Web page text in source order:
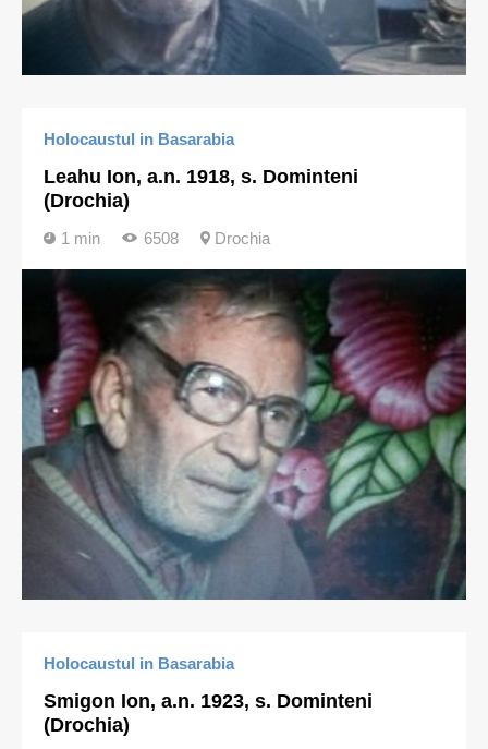
Holocaustul in Basarabia
Leahu Ion, a.n. 1918, s. Dominteni
(Drochia)
1 min 6508 Drochia
Holocaustul in Basarabia
Smigon Ion, a.n. 1923, s. Dominteni
(Drochia)